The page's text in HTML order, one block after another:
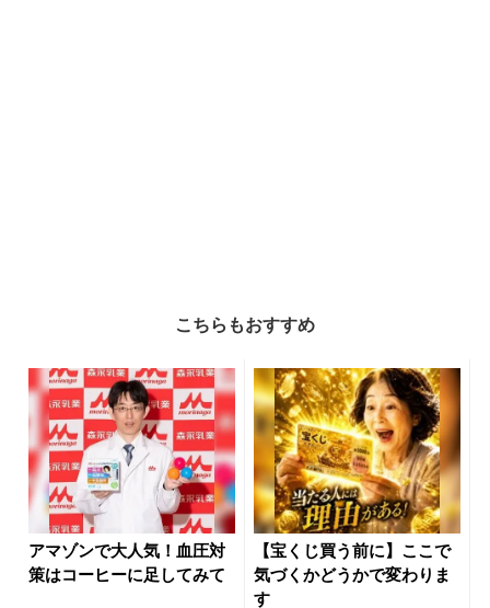
こちらもおすすめ
アマゾンで大人気！血圧対
策はコーヒーに足してみて
【宝くじ買う前に】ここで
気づくかどうかで変わりま
す